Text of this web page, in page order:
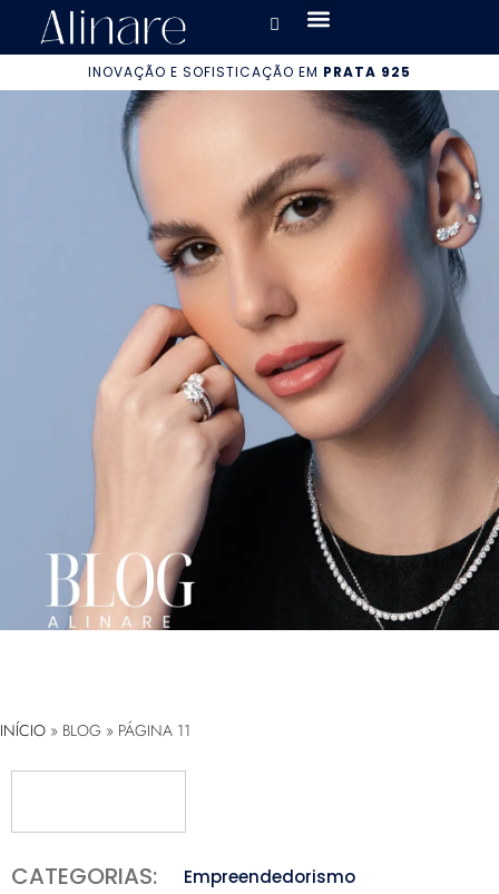
INOVAÇÃO E SOFISTICAÇÃO EM PRATA 925
INÍCIO » BLOG » PÁGINA 11
CATEGORIAS:
Empreendedorismo